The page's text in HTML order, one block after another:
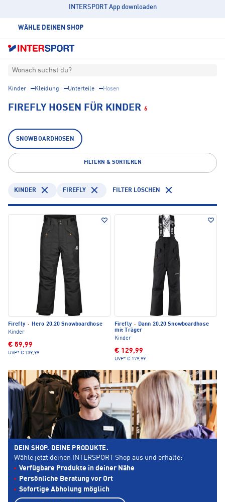
INTERSPORT App downloaden
WÄHLE DEINEN SHOP
Wonach suchst du?
Kinder Kleidung Unterteile Hosen
FIREFLY HOSEN FÜR KINDER 6
SNOWBOARDHOSEN
FILTERN & SORTIEREN
KINDER FIREFLY FILTER LÖSCHEN
Firefly ·
Hero 20.20 Snowboardhose
Kinder
€ 59,99
UVP* € 139,99
Firefly ·
Dann 20.20 Snowboardhose
mit Träger
Kinder
€ 129,99
UVP* € 179,99
DEIN SHOP. DEINE PRODUKTE.
Wähle jetzt deinen INTERSPORT Shop aus und erhalte:
Verfügbare Produkte in deiner Nähe
Persönliche Beratung vor Ort
Sofortige Abholung möglich